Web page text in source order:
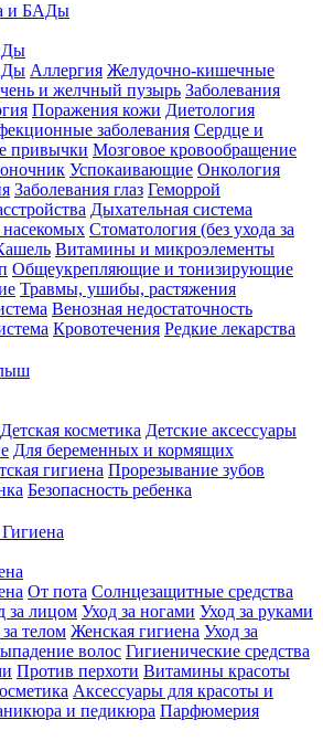
и БАДы
Аллергия Желудочно-кишечные
и желчный пузырь Заболевания
Поражения кожи Диетология
заболевания Сердце и
привычки Мозговое кровообращение
Успокаивающие Онкология
Заболевания глаз Геморрой
Дыхательная система
Стоматология (без ухода за
Витамины и микроэлементы
Общеукрепляющие и тонизирующие
Травмы, ушибы, растяжения
Венозная недостаточность
Кровотечения Редкие лекарства
Детская косметика Детские аксессуары
Для беременных и кормящих
гигиена Прорезывание зубов
Безопасность ребенка
От пота Солнцезащитные средства
за лицом Уход за ногами Уход за руками
телом Женская гигиена Уход за
волос Гигиенические средства
Против перхоти Витамины красоты
Аксессуары для красоты и
и педикюра Парфюмерия